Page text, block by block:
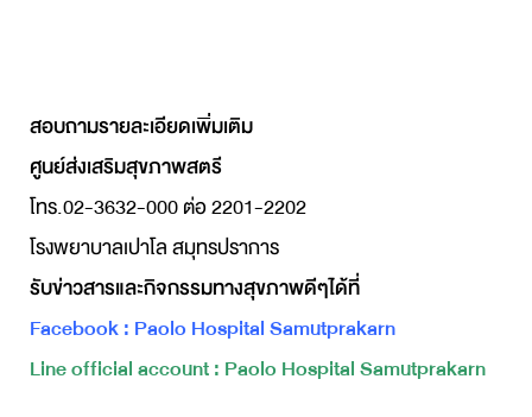
สอบถามรายละเอียดเพิ่มเติม
ศูนย์ส่งเสริมสุขภาพสตรี
โทร.02-3632-000 ต่อ 2201-2202
โรงพยาบาลเปาโล สมุทรปราการ
รับข่าวสารและกิจกรรมทางสุขภาพดีๆได้ที่
Facebook : Paolo Hospital Samutprakarn
Line official account : Paolo Hospital Samutprakarn